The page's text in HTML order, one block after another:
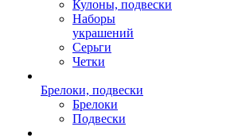
Кулоны, подвески
Наборы
украшений
Серьги
Четки
Брелоки, подвески
Брелоки
Подвески